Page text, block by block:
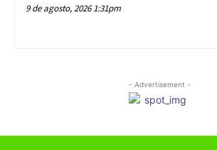
9 de agosto, 2026 1:31pm
- Advertisement -